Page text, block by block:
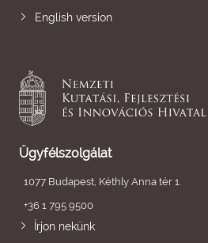
English version
Ügyfélszolgálat
1077 Budapest, Kéthly Anna tér 1.
+36 1 795 9500
Írjon nekünk